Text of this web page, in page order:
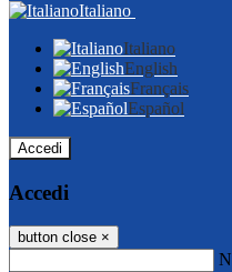
Italiano
Italiano
English
Français
Español
Accedi
Accedi
button close ×